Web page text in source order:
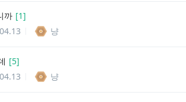
까 [1]
냥
[5]
냥